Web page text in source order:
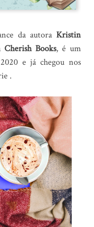
da autora Kristin
Cherish Books, é um
e já chegou nos
.